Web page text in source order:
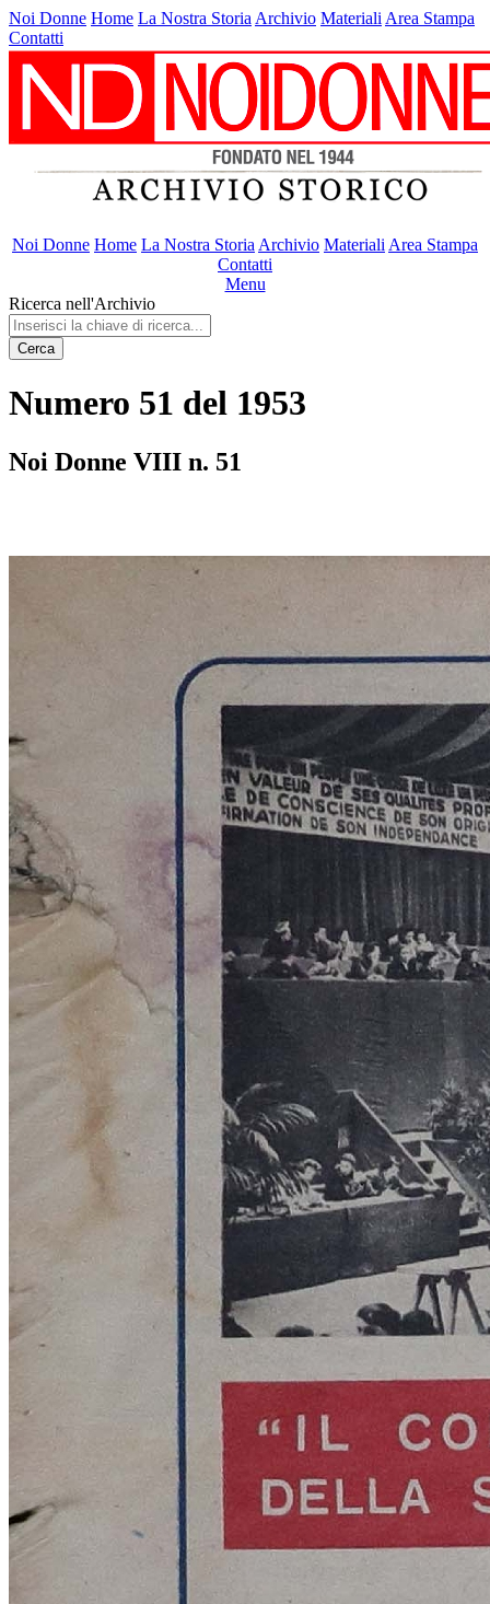
Noi Donne Home La Nostra Storia Archivio Materiali Area Stampa
Contatti
Noi Donne Home La Nostra Storia Archivio Materiali Area Stampa
Contatti
Menu
Ricerca nell'Archivio
Cerca
Numero 51 del 1953
Noi Donne VIII n. 51